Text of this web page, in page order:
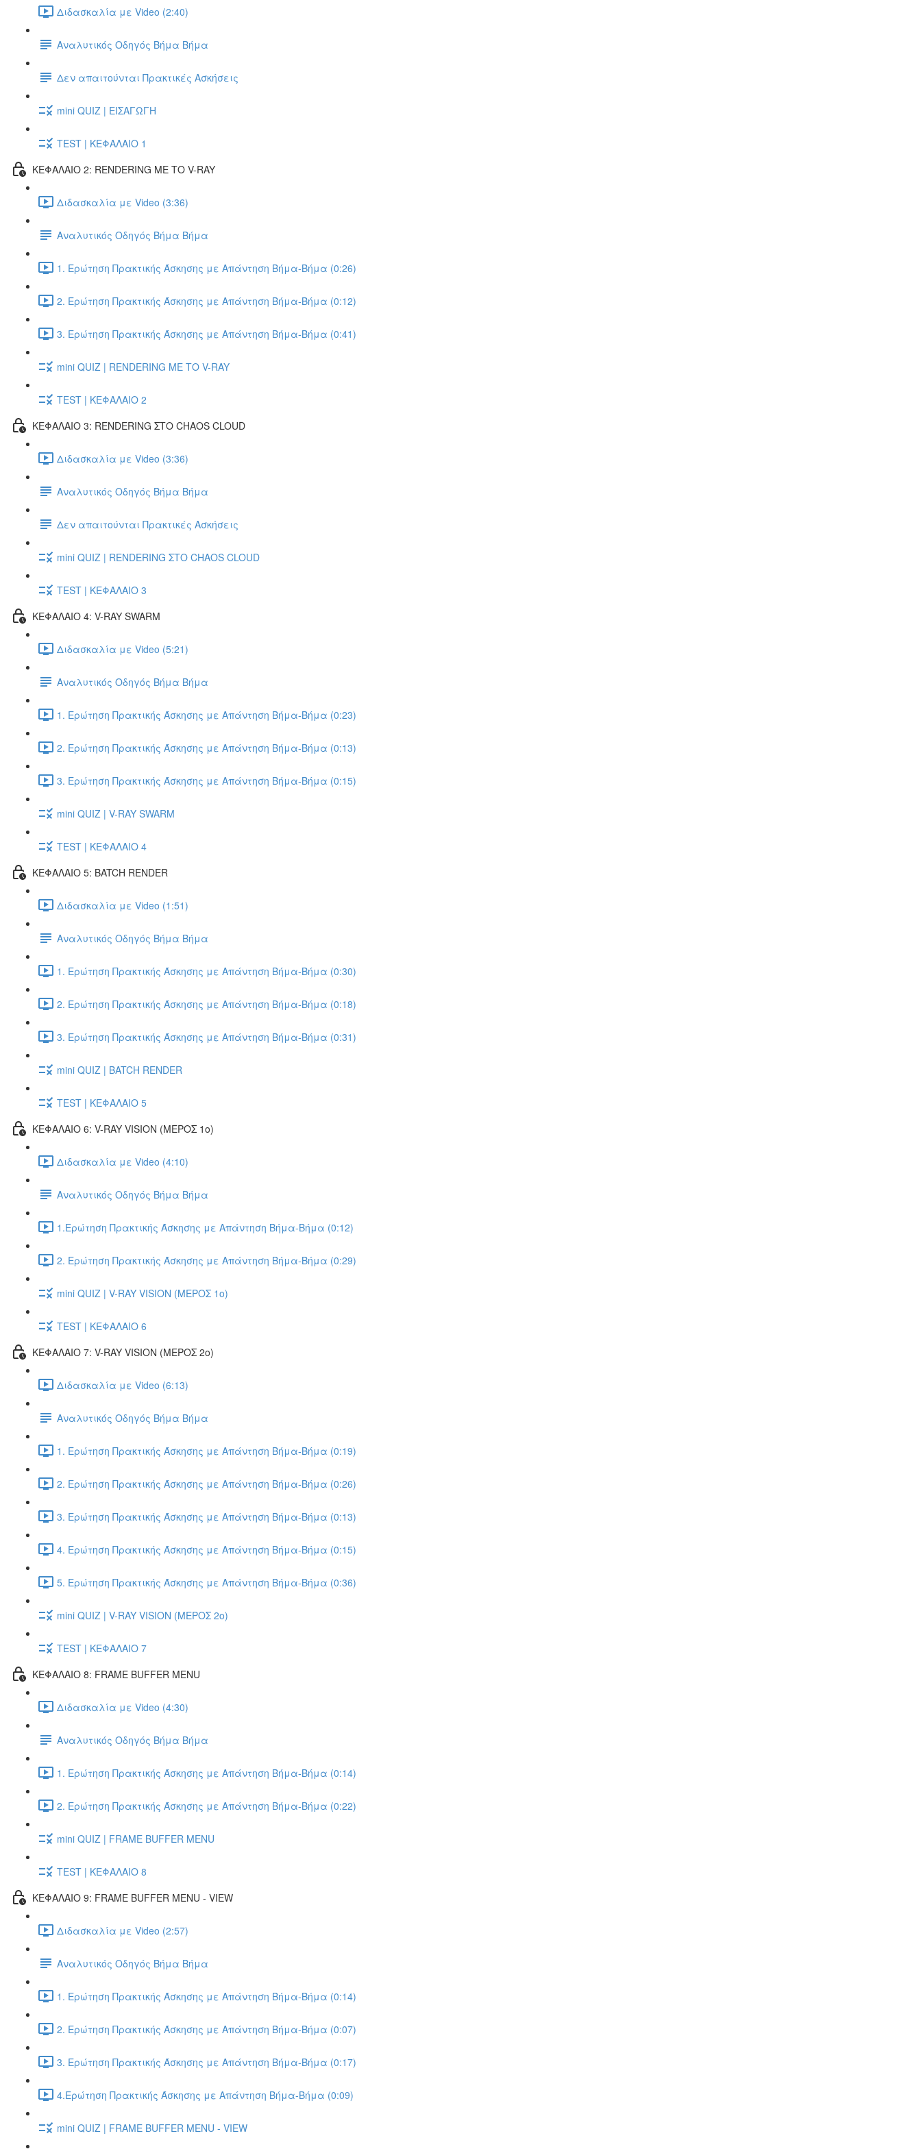
Διδασκαλία με Video (2:40)
Αναλυτικός Οδηγός Βήμα Βήμα
Δεν απαιτούνται Πρακτικές Ασκήσεις
mini QUIZ | ΕΙΣΑΓΩΓΗ
TEST | ΚΕΦΑΛΑΙΟ 1
ΚΕΦΑΛΑΙΟ 2: RENDERING ΜΕ ΤΟ V-RAY
Διδασκαλία με Video (3:36)
Αναλυτικός Οδηγός Βήμα Βήμα
1. Ερώτηση Πρακτικής Άσκησης με Απάντηση Βήμα-Βήμα (0:26)
2. Ερώτηση Πρακτικής Άσκησης με Απάντηση Βήμα-Βήμα (0:12)
3. Ερώτηση Πρακτικής Άσκησης με Απάντηση Βήμα-Βήμα (0:41)
mini QUIZ | RENDERING ΜΕ ΤΟ V-RAY
TEST | ΚΕΦΑΛΑΙΟ 2
ΚΕΦΑΛΑΙΟ 3: RENDERING ΣΤΟ CHAOS CLOUD
Διδασκαλία με Video (3:36)
Αναλυτικός Οδηγός Βήμα Βήμα
Δεν απαιτούνται Πρακτικές Ασκήσεις
mini QUIZ | RENDERING ΣΤΟ CHAOS CLOUD
TEST | ΚΕΦΑΛΑΙΟ 3
ΚΕΦΑΛΑΙΟ 4: V-RAY SWARM
Διδασκαλία με Video (5:21)
Αναλυτικός Οδηγός Βήμα Βήμα
1. Ερώτηση Πρακτικής Άσκησης με Απάντηση Βήμα-Βήμα (0:23)
2. Ερώτηση Πρακτικής Άσκησης με Απάντηση Βήμα-Βήμα (0:13)
3. Ερώτηση Πρακτικής Άσκησης με Απάντηση Βήμα-Βήμα (0:15)
mini QUIZ | V-RAY SWARM
TEST | ΚΕΦΑΛΑΙΟ 4
ΚΕΦΑΛΑΙΟ 5: BATCH RENDER
Διδασκαλία με Video (1:51)
Αναλυτικός Οδηγός Βήμα Βήμα
1. Ερώτηση Πρακτικής Άσκησης με Απάντηση Βήμα-Βήμα (0:30)
2. Ερώτηση Πρακτικής Άσκησης με Απάντηση Βήμα-Βήμα (0:18)
3. Ερώτηση Πρακτικής Άσκησης με Απάντηση Βήμα-Βήμα (0:31)
mini QUIZ | BATCH RENDER
TEST | ΚΕΦΑΛΑΙΟ 5
ΚΕΦΑΛΑΙΟ 6: V-RAY VISION (ΜΕΡΟΣ 1ο)
Διδασκαλία με Video (4:10)
Αναλυτικός Οδηγός Βήμα Βήμα
1.Ερώτηση Πρακτικής Άσκησης με Απάντηση Βήμα-Βήμα (0:12)
2. Ερώτηση Πρακτικής Άσκησης με Απάντηση Βήμα-Βήμα (0:29)
mini QUIZ | V-RAY VISION (ΜΕΡΟΣ 1ο)
TEST | ΚΕΦΑΛΑΙΟ 6
ΚΕΦΑΛΑΙΟ 7: V-RAY VISION (ΜΕΡΟΣ 2ο)
Διδασκαλία με Video (6:13)
Αναλυτικός Οδηγός Βήμα Βήμα
1. Ερώτηση Πρακτικής Άσκησης με Απάντηση Βήμα-Βήμα (0:19)
2. Ερώτηση Πρακτικής Άσκησης με Απάντηση Βήμα-Βήμα (0:26)
3. Ερώτηση Πρακτικής Άσκησης με Απάντηση Βήμα-Βήμα (0:13)
4. Ερώτηση Πρακτικής Άσκησης με Απάντηση Βήμα-Βήμα (0:15)
5. Ερώτηση Πρακτικής Άσκησης με Απάντηση Βήμα-Βήμα (0:36)
mini QUIZ | V-RAY VISION (ΜΕΡΟΣ 2ο)
TEST | ΚΕΦΑΛΑΙΟ 7
ΚΕΦΑΛΑΙΟ 8: FRAME BUFFER MENU
Διδασκαλία με Video (4:30)
Αναλυτικός Οδηγός Βήμα Βήμα
1. Ερώτηση Πρακτικής Άσκησης με Απάντηση Βήμα-Βήμα (0:14)
2. Ερώτηση Πρακτικής Άσκησης με Απάντηση Βήμα-Βήμα (0:22)
mini QUIZ | FRAME BUFFER MENU
TEST | ΚΕΦΑΛΑΙΟ 8
ΚΕΦΑΛΑΙΟ 9: FRAME BUFFER MENU - VIEW
Διδασκαλία με Video (2:57)
Αναλυτικός Οδηγός Βήμα Βήμα
1. Ερώτηση Πρακτικής Άσκησης με Απάντηση Βήμα-Βήμα (0:14)
2. Ερώτηση Πρακτικής Άσκησης με Απάντηση Βήμα-Βήμα (0:07)
3. Ερώτηση Πρακτικής Άσκησης με Απάντηση Βήμα-Βήμα (0:17)
4.Ερώτηση Πρακτικής Άσκησης με Απάντηση Βήμα-Βήμα (0:09)
mini QUIZ | FRAME BUFFER MENU - VIEW